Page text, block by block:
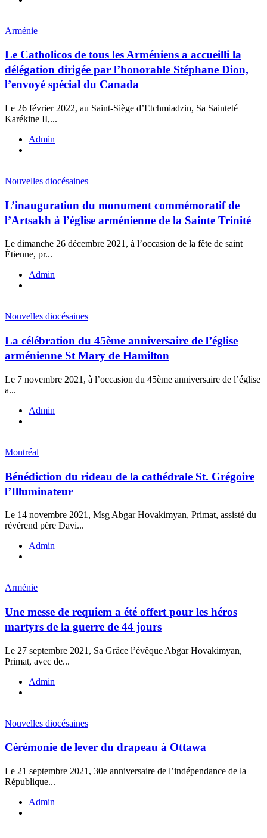
Arménie
Le Catholicos de tous les Arméniens a accueilli la
délégation dirigée par l’honorable Stéphane Dion,
l’envoyé spécial du Canada
Le 26 février 2022, au Saint-Siège d’Etchmiadzin, Sa Sainteté
Karékine II,...
Admin
Nouvelles diocésaines
L’inauguration du monument commémoratif de
l’Artsakh à l’église arménienne de la Sainte Trinité
Le dimanche 26 décembre 2021, à l’occasion de la fête de saint
Étienne, pr...
Admin
Nouvelles diocésaines
La célébration du 45ème anniversaire de l’église
arménienne St Mary de Hamilton
Le 7 novembre 2021, à l’occasion du 45ème anniversaire de l’église
a...
Admin
Montréal
Bénédiction du rideau de la cathédrale St. Grégoire
l’Illuminateur
Le 14 novembre 2021, Msg Abgar Hovakimyan, Primat, assisté du
révérend père Davi...
Admin
Arménie
Une messe de requiem a été offert pour les héros
martyrs de la guerre de 44 jours
Le 27 septembre 2021, Sa Grâce l’évêque Abgar Hovakimyan,
Primat, avec de...
Admin
Nouvelles diocésaines
Cérémonie de lever du drapeau à Ottawa
Le 21 septembre 2021, 30e anniversaire de l’indépendance de la
République...
Admin